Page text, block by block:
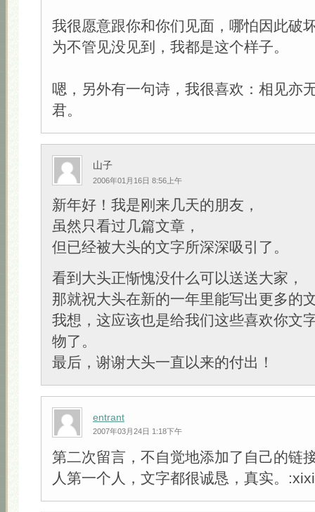
我很愿意跟你和你们见面，哪怕因此破
为不管见没见到，我都是这个样子。
嗯，另外有一句诗，我很喜欢：相见亦
君。
山子
2006年01月16日 8:56上午
新年好！我是刚来几天的朋友，
虽然只看过几篇文章，
但已经被大头的文字所深深吸引了。
看到大头正惭愧没什么可以送送大家，
那就祝大头在新的一年里能写出更多的
我想，这应该也是给我们这些喜欢你文
物了。
最后，谢谢大头一直以来的付出！
entrant
2007年03月24日 1:18下午
第二次留言，不自觉地添加了自己的链
人第一个人，文字都很诚恳，真实。